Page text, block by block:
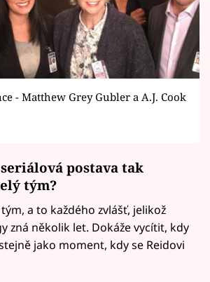
- Matthew Grey Gubler a A.J. Cook
postava tak
tým?
a to každého zvlášť, jelikož
zná několik let. Dokáže vycítit, kdy
jako moment, kdy se Reidovi